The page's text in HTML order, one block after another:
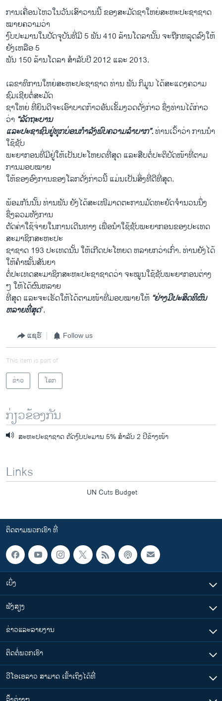
ການເຄື່ອນ​ໄຫວໃນ​ວັນ​ເສົາ​ວານ​ນີ້ ຂອງ​ສະມັດຊາ​ໃຫຍ່​ສະຫະ​ປະຊາ​ຊາດ
ໝາຍຄວາມວ່າ
ງົບປະມານ​ໃນ​ປັດຈຸບັນ​ທີ່​ມີ 5 ພັນ 410 ລ້ານ​ໂດ​ລານັ້ນ ​ຈະຖືກຫລຸດ​ລົງ​ໃຫ້​
ຍັງ​ເຫລືອ 5
ພັນ 150 ລ້ານ​ໂດ​ລາ ສໍາລັບ​ປີ 2012 ​ແລະ 2013.
ເລຂາທິການ​ໃຫຍ່​ສະຫະ​ປະຊາ​ຊາດ ທ່ານ ພັນ ກິ​ມູນ ​ໄດ້ສະ​ແດງ​ຄວາມ​
ຊົມ​ເຊີຍຕໍ່ສະມັດ
ຊາ​ໃຫຍ່ ທີ່​ຍິນ​ດີຈະ​ເອົາ​ບາດ​ກ້າວ​ອັນ​ເຂັ້ມງວດດັ່ງກ່າວ ຊຶ່ງ​ທ່ານ​ໄດ້​ກ່າວ​
ວ່າ “ລັດ​ຖະບານ
ແລະ​ປະຊາຊົນ​ຢູ່​ທຸກ​ບ່ອນ​ກໍາລັງ​ພົບ​ຄວາມ​ລໍາບາກ”.ທ່ານ​ເວົ້າວ່າ ການ​ນໍາ​
ໃຊ້ຊັບ
ພະຍາກອນທີ່​ມີ​ຢູ່​ໃຫ້​ເປັນ​ປະ​ໂຫຍ​ດ​ທີ່​ສຸດ ​ແລະ​ສືບຕໍ່ປະຕິບັດ​ໜ້າທີ່​ຕາມ​
ການ​ມອບໝາຍ
ໃຫ້ຂອງ​ອົງການ​ຂອງໂລກດັ່ງກ່າວ​ນີ້ ​ແມ່ນ​ເປັນ​ສິ່ງ​ທີ່​ດີທີ່​ສຸດ.
ພ້ອມ​ກັນນັ້ນ ທ່ານ​ພັນ ຍັງໄດ້​ສະ​ເໜີມາດ​ຕະການມັດທະຍັດ​ຈໍານວນ​ນຶ່ງ
ຊຶ່ງ​ລວມທັງການ
ຕັດຄ່າ​ໃຊ້​ຈ່າຍ​ໃນ​ການ​ເດີນທາງ ​ເພື່ອ​ນໍາ​ໃຊ້​ຊັບພະຍາກອນ​ຂອງປະ​ເທດ
ສະມາຊິກສະຫະ​ປະ
ຊາ​ຊາດ 193 ປະ​ເທດນັ້ນ ​ໃຫ້​ເກີດ​ປະ​ໂຫຍ​ດ ຫລາຍ​ກວ່າ​ເກົ່າ. ທ່ານ​ຍັງ​ໄດ້​
ໃຫ້​ຄໍາໝັ້ນສັນຍາ​
ຕໍ່ປະ​ເທດສະມາຊິກສະຫະ​ປະຊາ​ຊາດວ່າ ຈະ​ໝູນ​ໃຊ້​ຊັບພະຍາກອນ​ຕ່າງ
ໆ ​ໃຫ້​ໄດ້ຜົນ​ຫລາຍ
ທີ່​ສຸດ ​ແລະ​ຈະ​ເຮັດ​ໃຫ້​ໄດ້​ຕາມໜ້າທີ່​ມອບໝາຍ​ໃຫ້ “ຢ່າງ​ມີ​ປະສິດທິ​ຜົນ​
ຫລາຍ​ທີ່​ສຸດ”.
ແຊຣ໌ Follow us
This item is part of
ຂ່າວ
ໂລກ
ກ່ຽວຂ້ອງກັນ
ສະຫະປະຊາຊາດ ຕັດງົບປະມານ 5% ສໍາລັບ 2 ປີຂ້າງໜ້າ
Links
UN Cuts Budget
ຕິດຕາມພວກເຮົາ ທີ່
ເບິ່ງ
ຟັງສຽງ
ຂ່າວແລະລາຍງານ
ຕິດຕໍ່ພວກເຮົາ
ວີໂອເອລາວ ສາມາດ ເຂົ້າເຖິງໄດ້ທີ່